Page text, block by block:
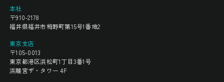
本社
〒910-2178
福井県福井市栂野町第15号1番地2
東京支店
〒105-0013
東京都港区浜松町1丁目3番1号
浜離宮ザ・タワー 4F